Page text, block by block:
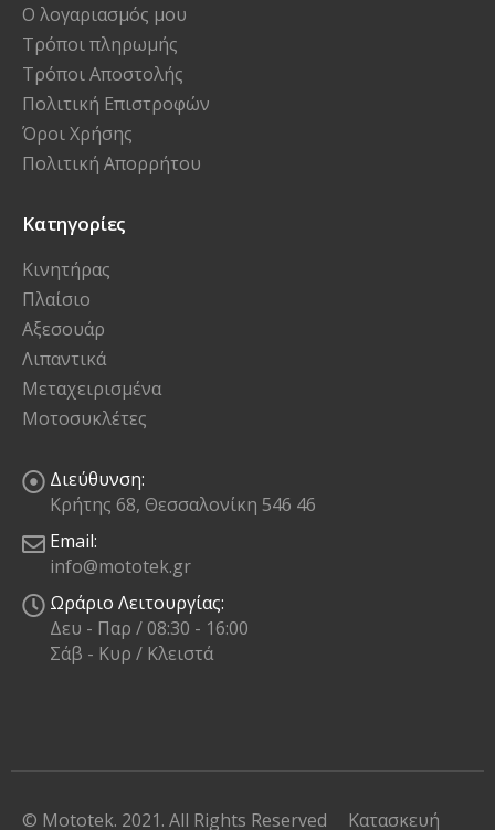
Ο λογαριασμός μου
Τρόποι πληρωμής
Τρόποι Αποστολής
Πολιτική Επιστροφών
Όροι Χρήσης
Πολιτική Απορρήτου
Κατηγορίες
Κινητήρας
Πλαίσιο
Αξεσουάρ
Λιπαντικά
Μεταχειρισμένα
Μοτοσυκλέτες
Διεύθυνση:
Κρήτης 68, Θεσσαλονίκη 546 46
Email:
info@mototek.gr
Ωράριο Λειτουργίας:
Δευ - Παρ / 08:30 - 16:00
Σάβ - Κυρ / Κλειστά
© Mototek. 2021. All Rights Reserved Κατασκευή